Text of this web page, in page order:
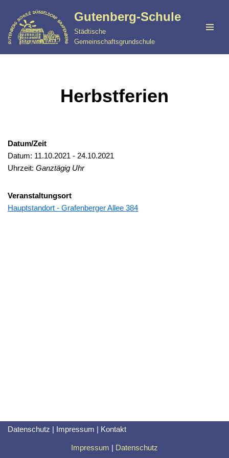
Zum
Inhalt
Gutenberg-Schule
Städtische
Gemeinschaftsgrundschule
Herbstferien
Datum/Zeit
Datum: 11.10.2021 - 24.10.2021
Uhrzeit: Ganztägig Uhr
Veranstaltungsort
Hauptstandort - Grafenberger Allee 384
Datenschutz | Impressum | Kontakt
Impressum | Datenschutz